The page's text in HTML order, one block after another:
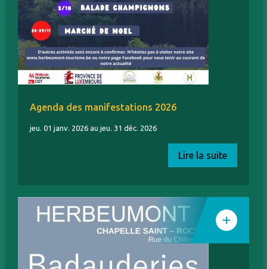
Agenda des manifestations 2026
jeu. 01 janv. 2026 au jeu. 31 déc. 2026
Lire la suite